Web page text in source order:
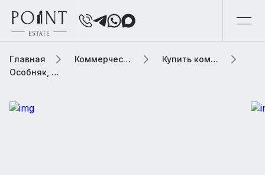
Главная Коммерческая элитная недвижимость
Купить коммерческую недвижимость
Особняк, 720 м2